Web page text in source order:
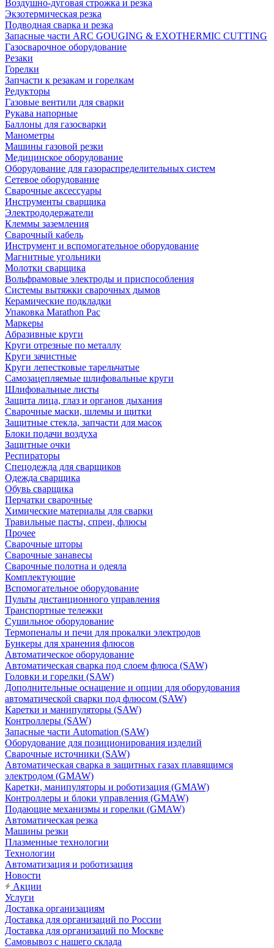
Воздушно-дуговая строжка и резка
Экзотермическая резка
Подводная сварка и резка
Запасные части ARC GOUGING & EXOTHERMIC CUTTING
Газосварочное оборудование
Резаки
Горелки
Запчасти к резакам и горелкам
Редукторы
Газовые вентили для сварки
Рукава напорные
Баллоны для газосварки
Манометры
Машины газовой резки
Медицинское оборудование
Оборудование для газораспределительных систем
Сетевое оборудование
Сварочные аксессуары
Инструменты сварщика
Электрододержатели
Клеммы заземления
Сварочный кабель
Инструмент и вспомогательное оборудование
Магнитные угольники
Молотки сварщика
Вольфрамовые электроды и приспособления
Системы вытяжки сварочных дымов
Керамические подкладки
Упаковка Marathon Pac
Маркеры
Абразивные круги
Круги отрезные по металлу
Круги зачистные
Круги лепестковые тарельчатые
Самозацепляемые шлифовальные круги
Шлифовальные листы
Защита лица, глаз и органов дыхания
Сварочные маски, шлемы и щитки
Защитные стекла, запчасти для масок
Блоки подачи воздуха
Защитные очки
Респираторы
Спецодежда для сварщиков
Одежда сварщика
Обувь сварщика
Перчатки сварочные
Химические материалы для сварки
Травильные пасты, спреи, флюсы
Прочее
Сварочные шторы
Сварочные занавесы
Сварочные полотна и одеяла
Комплектующие
Вспомогательное оборудование
Пульты дистанционного управления
Транспортные тележки
Сушильное оборудование
Термопеналы и печи для прокалки электродов
Бункеры для хранения флюсов
Автоматическое оборудование
Автоматическая сварка под слоем флюса (SAW)
Головки и горелки (SAW)
Дополнительные оснащение и опции для оборудования
автоматической сварки под флюсом (SAW)
Каретки и манипуляторы (SAW)
Контроллеры (SAW)
Запасные части Automation (SAW)
Оборудование для позиционирования изделий
Сварочные источники (SAW)
Автоматическая сварка в защитных газах плавящимся
электродом (GMAW)
Каретки, манипуляторы и роботизация (GMAW)
Контроллеры и блоки управления (GMAW)
Подающие механизмы и горелки (GMAW)
Автоматическая резка
Машины резки
Плазменные технологии
Технологии
Автоматизация и роботизация
Новости
Акции
Услуги
Доставка организациям
Доставка для организаций по России
Доставка для организаций по Москве
Самовывоз с нашего склада